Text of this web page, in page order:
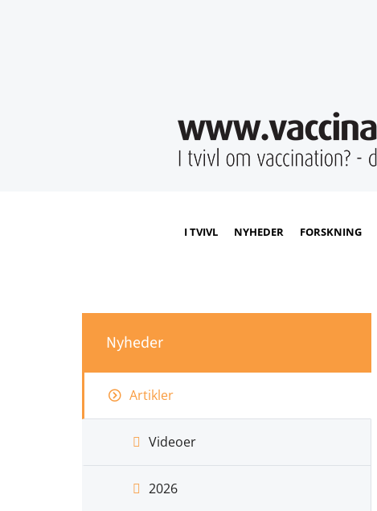
I TVIVL NYHEDER FORSKNING
Nyheder
Artikler
Videoer
2026